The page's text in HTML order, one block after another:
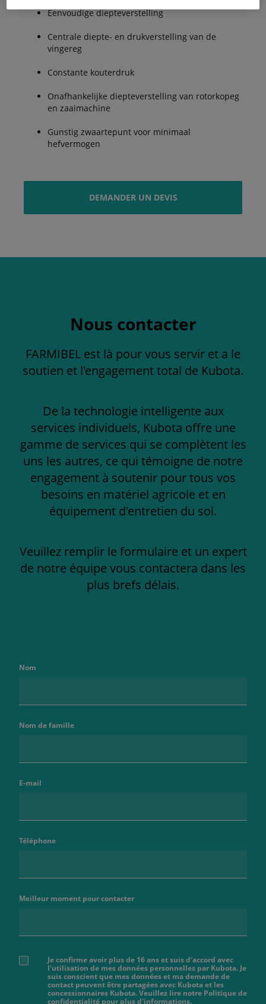
Eenvoudige diepteverstelling
Centrale diepte- en drukverstelling van de
vingereg
Constante kouterdruk
Onafhankelijke diepteverstelling van rotorkopeg
en zaaimachine
Gunstig zwaartepunt voor minimaal
hefvermogen
DEMANDER UN DEVIS
Nous contacter
FARMIBEL est là pour vous servir et a le
soutien et l'engagement total de Kubota.
De la technologie intelligente aux
services individuels, Kubota offre une
gamme de services qui se complètent les
uns les autres, ce qui témoigne de notre
engagement à soutenir pour tous vos
besoins en matériel agricole et en
équipement d'entretien du sol.
Veuillez remplir le formulaire et un expert
de notre équipe vous contactera dans les
plus brefs délais.
Nom
Nom de famille
E-mail
Téléphone
Meilleur moment pour contacter
Je confirme avoir plus de 16 ans et suis d'accord avec
l'utilisation de mes données personnelles par Kubota. Je
suis conscient que mes données et ma demande de
contact peuvent être partagées avec Kubota et les
concessionnaires Kubota. Veuillez lire notre Politique de
confidentialité pour plus d'informations.